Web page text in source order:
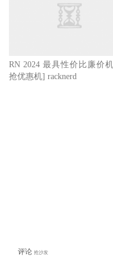
RN 2024 最具性价比廉价
抢优惠机] racknerd
评论 抢沙发